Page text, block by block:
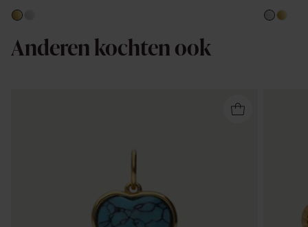
Anderen kochten ook